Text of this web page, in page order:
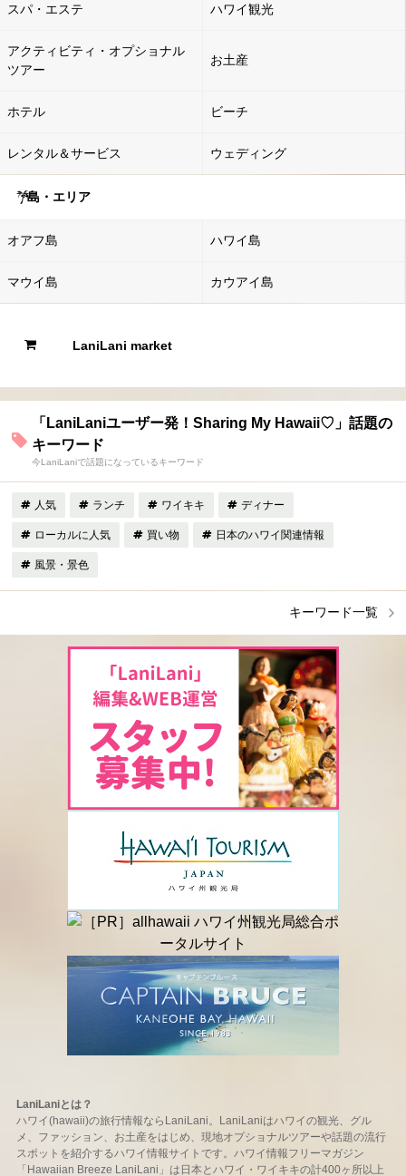
スパ・エステ ハワイ観光
アクティビティ・オプショナル
ツアー
お土産
ホテル ビーチ
レンタル＆サービス ウェディング
島・エリア
オアフ島 ハワイ島
マウイ島 カウアイ島
LaniLani market
「LaniLaniユーザー発！Sharing My Hawaii♡」話題の
キーワード
今LaniLaniで話題になっているキーワード
人気 ランチ ワイキキ ディナー
ローカルに人気 買い物 日本のハワイ関連情報
風景・景色
キーワード一覧
LaniLaniとは？
ハワイ(hawaii)の旅行情報ならLaniLani。LaniLaniはハワイの観光、グル
メ、ファッション、お土産をはじめ、現地オプショナルツアーや話題の流行
スポットを紹介するハワイ情報サイトです。ハワイ情報フリーマガジン
「Hawaiian Breeze LaniLani」は日本とハワイ・ワイキキの計400ヶ所以上